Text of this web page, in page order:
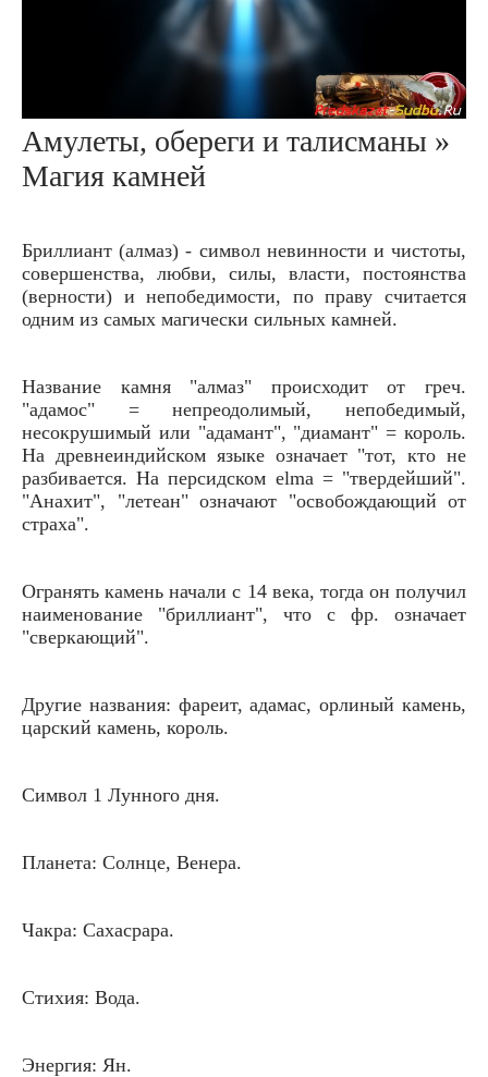
Амулеты, обереги и талисманы »
Магия камней
Бриллиант (алмаз) - символ невинности и чистоты,
совершенства, любви, силы, власти, постоянства
(верности) и непобедимости, по праву считается
одним из самых магически сильных камней.
Название камня "алмаз" происходит от греч.
"адамос" = непреодолимый, непобедимый,
несокрушимый или "адамант", "диамант" = король.
На древнеиндийском языке означает "тот, кто не
разбивается. На персидском elma = "твердейший".
"Анахит", "летеан" означают "освобождающий от
страха".
Огранять камень начали с 14 века, тогда он получил
наименование "бриллиант", что с фр. означает
"сверкающий".
Другие названия: фареит, адамас, орлиный камень,
царский камень, король.
Символ 1 Лунного дня.
Планета: Солнце, Венера.
Чакра: Сахасрара.
Стихия: Вода.
Энергия: Ян.